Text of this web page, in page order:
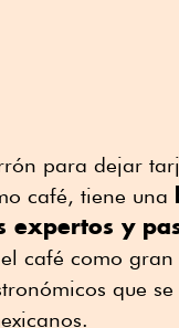
para dejar
café, tiene una
expertos y
café como
que